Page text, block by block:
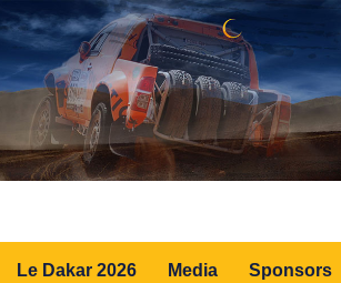
Le Dakar 2026 Media Sponsors